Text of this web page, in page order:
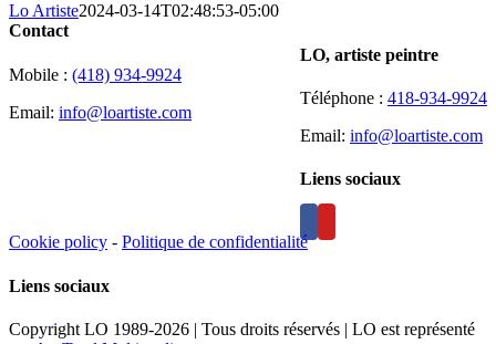
Lo Artiste2024-03-14T02:48:53-05:00
LO, artiste peintre
Téléphone : 418-934-9924
Email: info@loartiste.com
Liens sociaux
Contact
Mobile : (418) 934-9924
Email: info@loartiste.com
Cookie policy - Politique de confidentialité
Liens sociaux
Copyright LO 1989-2026 | Tous droits réservés | LO est représenté